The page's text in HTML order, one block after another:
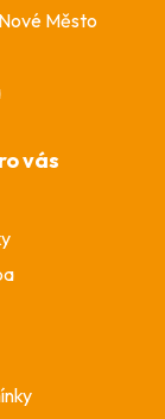
Město
vás